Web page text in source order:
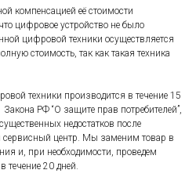
компенсацией её стоимости
цифровое устройство не было
цифровой техники осуществляется
стоимость, так как такая техника
техники производится в течение 15
РФ “О защите прав потребителей”,
недостатков после
сервисный центр. Мы заменим товар в
и, при необходимости, проведем
течение 20 дней.